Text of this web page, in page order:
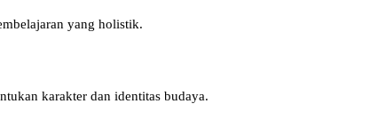
yang holistik.
karakter dan identitas budaya.